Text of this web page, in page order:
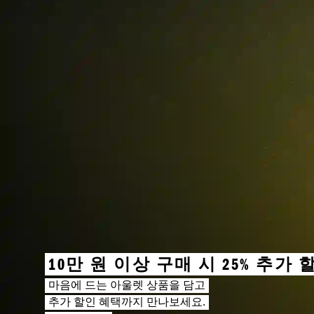
10만 원 이상 구매 시 25% 추가
마음에 드는 아울렛 상품을 담고
추가 할인 혜택까지 만나보세요.